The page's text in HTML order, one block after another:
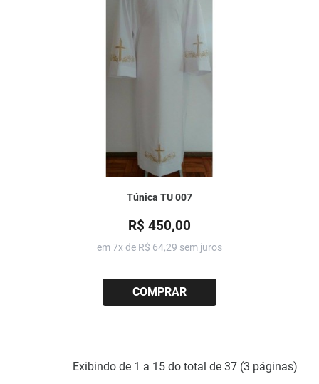
Túnica TU 007
R$ 450,00
em 7x de R$ 64,29 sem juros
Exibindo de 1 a 15 do total de 37 (3 páginas)